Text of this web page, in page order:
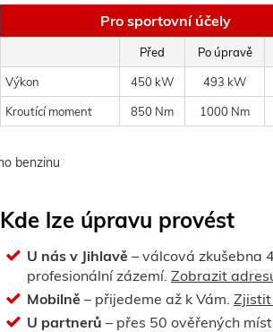
Pro sportovní účely
Před Po úpravě
Výkon 450 kW 493 kW
Kroutící moment 850 Nm 1000 Nm
benzinu
Kde lze úpravu provést
U nás v Jihlavě – válcová zkušebna
profesionální zázemí. Zobrazit
Mobilně – přijedeme až k Vám. Zjistit
U partnerů – přes 50 ověřených